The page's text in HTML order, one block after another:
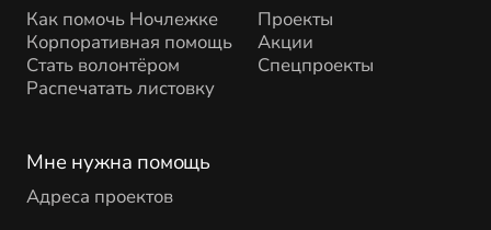
Как помочь Ночлежке
Корпоративная помощь
Стать волонтёром
Распечатать листовку
Проекты
Акции
Спецпроекты
Мне нужна помощь
Адреса проектов